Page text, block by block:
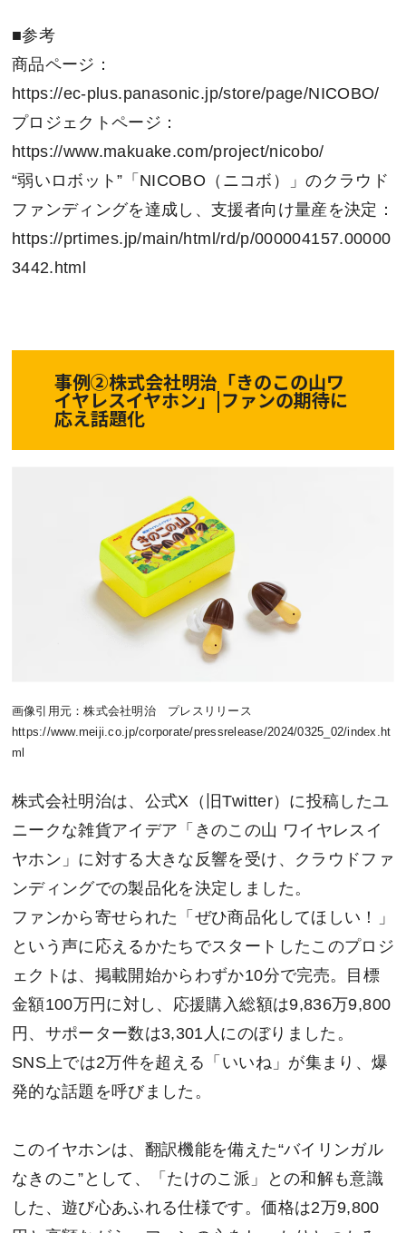
■参考
商品ページ：
https://ec-plus.panasonic.jp/store/page/NICOBO/
プロジェクトページ：
https://www.makuake.com/project/nicobo/
“弱いロボット”「NICOBO（ニコボ）」のクラウド
ファンディングを達成し、支援者向け量産を決定：
https://prtimes.jp/main/html/rd/p/000004157.00000
3442.html
事例②株式会社明治「きのこの山ワ
イヤレスイヤホン」|ファンの期待に
応え話題化
画像引用元：株式会社明治 プレスリリース
https://www.meiji.co.jp/corporate/pressrelease/2024/0325_02/index.ht
ml
株式会社明治は、公式X（旧Twitter）に投稿したユ
ニークな雑貨アイデア「きのこの山 ワイヤレスイ
ヤホン」に対する大きな反響を受け、クラウドファ
ンディングでの製品化を決定しました。
ファンから寄せられた「ぜひ商品化してほしい！」
という声に応えるかたちでスタートしたこのプロジ
ェクトは、掲載開始からわずか10分で完売。目標
金額100万円に対し、応援購入総額は9,836万9,800
円、サポーター数は3,301人にのぼりました。
SNS上では2万件を超える「いいね」が集まり、爆
発的な話題を呼びました。
このイヤホンは、翻訳機能を備えた“バイリンガル
なきのこ”として、「たけのこ派」との和解も意識
した、遊び心あふれる仕様です。価格は2万9,800